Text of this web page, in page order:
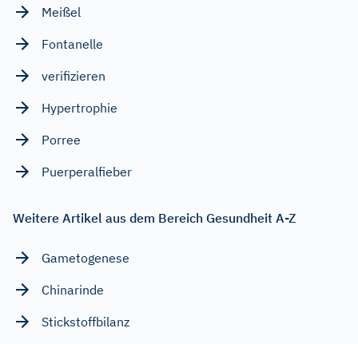
Meißel
Fontanelle
verifizieren
Hypertrophie
Porree
Puerperalfieber
Weitere Artikel aus dem Bereich Gesundheit A-Z
Gametogenese
Chinarinde
Stickstoffbilanz